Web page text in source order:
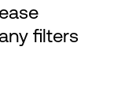
filters